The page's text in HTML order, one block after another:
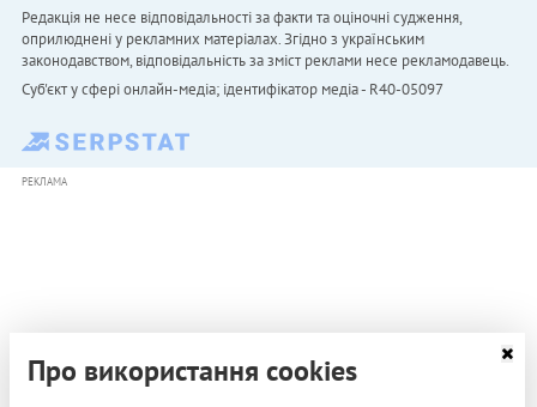
Редакція не несе відповідальності за факти та оціночні судження,
оприлюднені у рекламних матеріалах. Згідно з українським
законодавством, відповідальність за зміст реклами несе рекламодавець.
Cуб'єкт у сфері онлайн-медіа; ідентифікатор медіа - R40-05097
РЕКЛАМА
Про використання cookies